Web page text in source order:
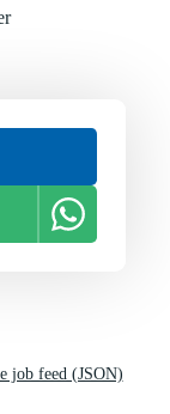
job feed (JSON)